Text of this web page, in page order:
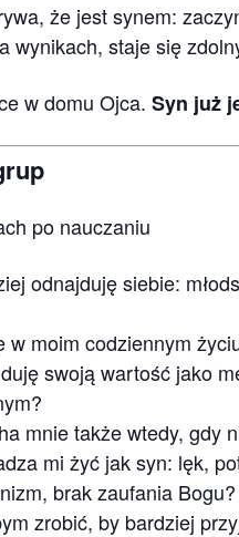
że jest synem:
wynikach, staje się
w domu Ojca. Syn już
po nauczaniu
odnajduję siebie:
w moim codziennym
swoją wartość jako
mnie także wtedy, gdy
mi żyć jak syn: lęk,
brak zaufania Bogu?
zrobić, by bardziej